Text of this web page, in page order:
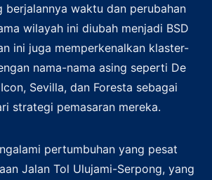
berjalannya waktu dan perubahan
wilayah ini diubah menjadi BSD
ini juga memperkenalkan klaster-
nama-nama asing seperti De
Sevilla, dan Foresta sebagai
strategi pemasaran mereka.
pertumbuhan yang pesat
Jalan Tol Ulujami-Serpong, yang